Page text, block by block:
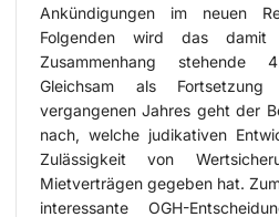
Ankündigungen im neuen
Folgenden wird das damit
Zusammenhang stehende
Gleichsam als
vergangenen Jahres geht der
nach, welche judikativen
Zulässigkeit von
Mietverträgen gegeben hat.
interessante OGH-